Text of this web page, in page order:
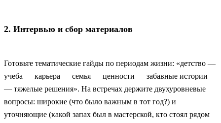
2. Интервью и сбор материалов
Готовьте тематические гайды по периодам жизни: «детство —
учеба — карьера — семья — ценности — забавные истории
— тяжелые решения». На встречах держите двухуровневые
вопросы: широкие (что было важным в тот год?) и
уточняющие (какой запах был в мастерской, кто стоял рядом